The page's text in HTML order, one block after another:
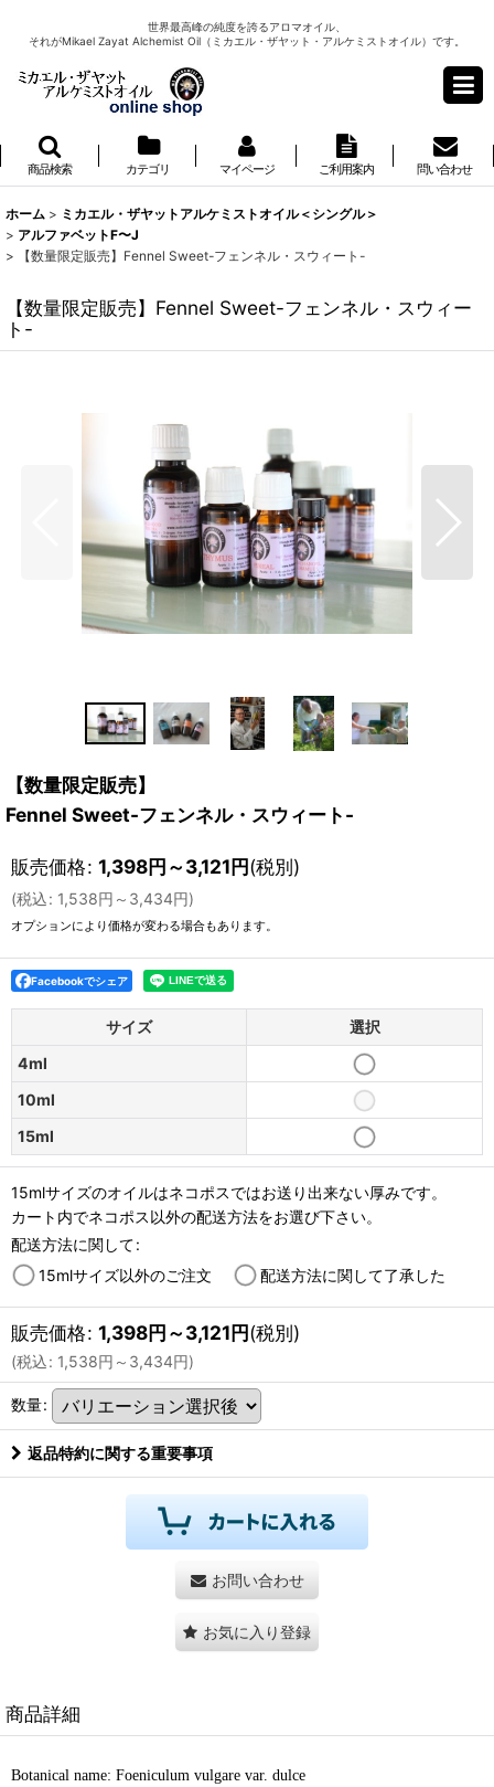
世界最高峰の純度を誇るアロマオイル、
それがMikael Zayat Alchemist Oil（ミカエル・ザヤット・アルケミストオイル）です。
商品検索 カテゴリ マイページ ご利用案内 問い合わせ
ホーム > ミカエル・ザヤットアルケミストオイル＜シングル＞
> アルファベットF〜J
>
【数量限定販売】Fennel Sweet-フェンネル・スウィート-
【数量限定販売】Fennel Sweet-フェンネル・スウィー
ト-
【数量限定販売】
Fennel Sweet-フェンネル・スウィート-
販売価格: 1,398円～3,121円(税別)
(税込: 1,538円 ～3,434円)
オプションにより価格が変わる場合もあります。
Facebookでシェア
サイズ
選択
4ml
10ml
15ml
15mlサイズのオイルはネコポスではお送り出来ない厚みです。
カート内でネコポス以外の配送方法をお選び下さい。
配送方法に関して:
15mlサイズ以外のご注文
配送方法に関して了承した
販売価格: 1,398円～3,121円(税別)
(税込: 1,538円 ～3,434円)
数量:
返品特約に関する重要事項
お問い合わせ
お気に入り登録
商品詳細
Botanical name: Foeniculum vulgare var. dulce